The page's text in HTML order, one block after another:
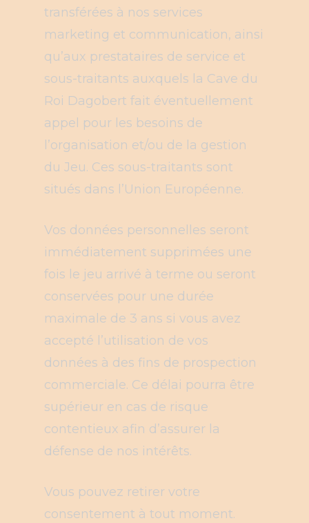
transférées à nos services
marketing et communication, ainsi
qu’aux prestataires de service et
sous-traitants auxquels la Cave du
Roi Dagobert fait éventuellement
appel pour les besoins de
l’organisation et/ou de la gestion
du Jeu. Ces sous-traitants sont
situés dans l’Union Européenne.
Vos données personnelles seront
immédiatement supprimées une
fois le jeu arrivé à terme ou seront
conservées pour une durée
maximale de 3 ans si vous avez
accepté l’utilisation de vos
données à des fins de prospection
commerciale. Ce délai pourra être
supérieur en cas de risque
contentieux afin d’assurer la
défense de nos intérêts.
Vous pouvez retirer votre
consentement à tout moment.